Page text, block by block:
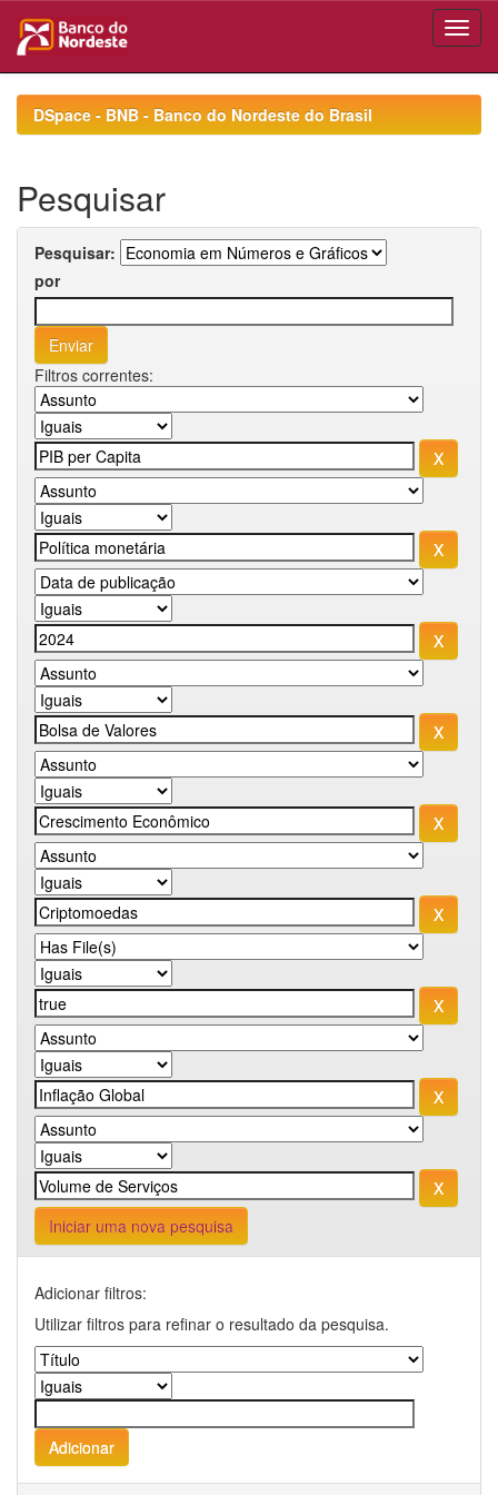
navigationDSpace - BNB - Banco do Nordeste do Brasil
Pesquisar
Pesquisar:
por
Filtros correntes:
Iniciar uma nova pesquisa
Adicionar filtros:
Utilizar filtros para refinar o resultado da pesquisa.